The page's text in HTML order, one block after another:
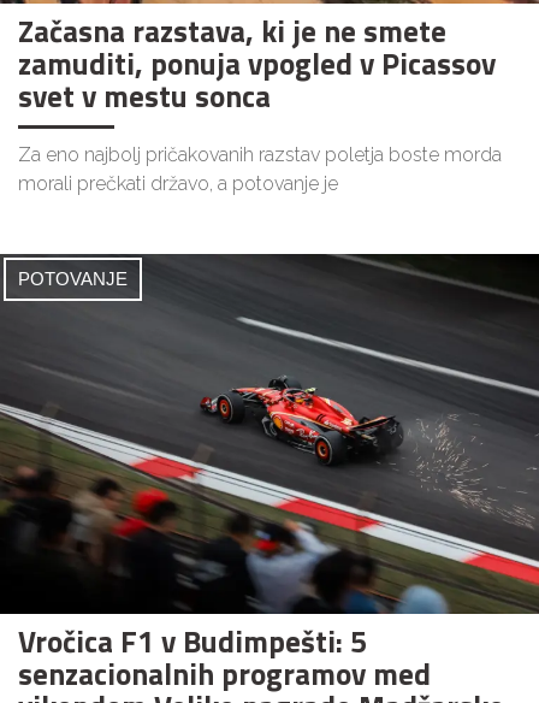
Začasna razstava, ki je ne smete
zamuditi, ponuja vpogled v Picassov
svet v mestu sonca
Za eno najbolj pričakovanih razstav poletja boste morda
morali prečkati državo, a potovanje je
POTOVANJE
Vročica F1 v Budimpešti: 5
senzacionalnih programov med